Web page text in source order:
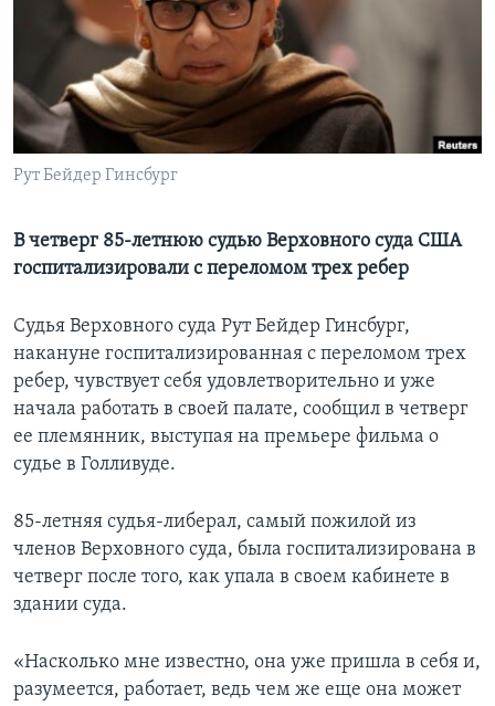
Learning English
СОЦИАЛЬНЫЕ СЕТИ
Рут Бейдер Гинсбург
В четверг 85-летнюю судью Верховного суда США
госпитализировали с переломом трех ребер
Судья Верховного суда Рут Бейдер Гинсбург,
накануне госпитализированная с переломом трех
ребер, чувствует себя удовлетворительно и уже
начала работать в своей палате, сообщил в четверг
ее племянник, выступая на премьере фильма о
судье в Голливуде.
85-летняя судья-либерал, самый пожилой из
членов Верховного суда, была госпитализирована в
четверг после того, как упала в своем кабинете в
здании суда.
«Насколько мне известно, она уже пришла в себя и,
разумеется, работает, ведь чем же еще она может